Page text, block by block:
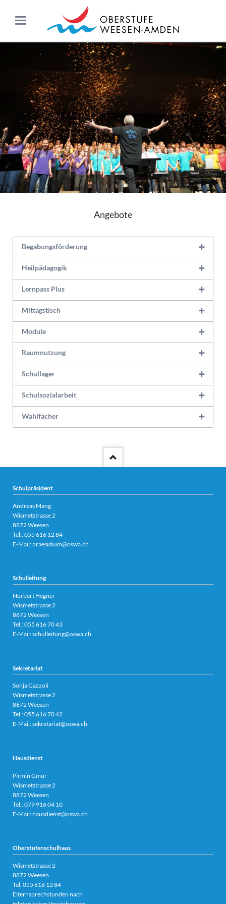
Angebote
Begabungsförderung
Heilpädagogik
Lernpass Plus
Mittagstisch
Module
Raumnutzung
Schullager
Schulsozialarbeit
Wahlfächer
Schulpräsident
Andreas Mang
Wismetstrasse 2
8872 Weesen
Tel.:055 616 12 84
E-Mail:praesidium@oswa.ch
Schulleitung
Norbert Hegner
Wismetstrasse 2
8872 Weesen
Tel.:055 616 70 43
E-Mail:schulleitung@oswa.ch
Sekretariat
Sonja Gazzoli
Wismetstrasse 2
8872 Weesen
Tel.:055 616 70 42
E-Mail:sekretariat@oswa.ch
Hausdienst
Pirmin Gmür
Wismetstrasse 2
8872 Weesen
Tel.: 079 916 04 10
E-Mail:hausdienst@oswa.ch
Oberstufenschulhaus
Wismetstrasse 2
8872 Weesen
Tel. 055 616 12 84
Elternsprechstunden nach